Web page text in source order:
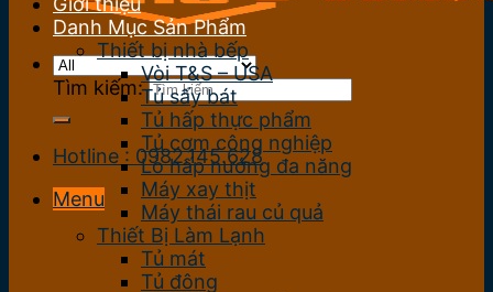
Tìm kiếm:
Hotline : 0982.145.628
Menu
Danh Mục Sản Phẩm
Thiết bị nhà bếp
Vòi T&S – USA
Tủ sấy bát
Tủ hấp thực phẩm
Tủ cơm công nghiệp
Lò hấp nướng đa năng
Máy xay thịt
Máy thái rau củ quả
Thiết Bị Làm Lạnh
Tủ mát
Tủ đông